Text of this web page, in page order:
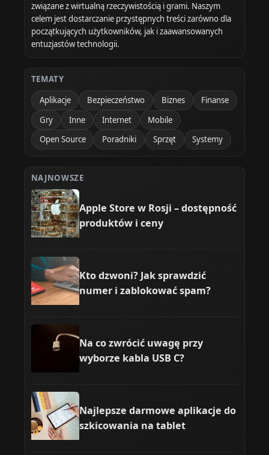
związane z wirtualną rzeczywistością i grami. Naszym
celem jest dostarczanie przystępnych treści zarówno dla
początkujących użytkowników, jak i zaawansowanych
entuzjastów technologii.
TEMATY
Aplikacje
Bezpieczeństwo Biznes
Finanse
Gry
Inne Internet
Mobile
Open Source
Poradniki Sprzęt Systemy
NAJNOWSZE
Apple Store w Rosji – dostępność
produktów i ceny
Kto dzwoni? Jak sprawdzić
numer i zablokować spam?
Na co zwrócić uwagę przy
wyborze kabla USB C?
Najlepsze darmowe aplikacje do
szkicowania na tablet